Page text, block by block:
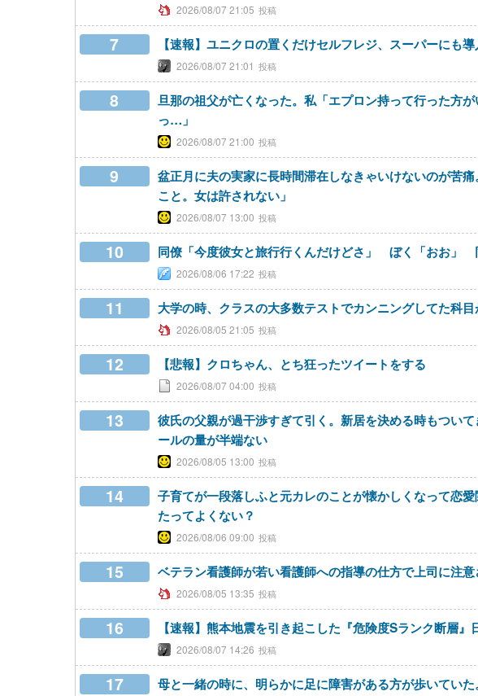
2026/08/07 21:05
7 【速報】ユニクロの置くだけセルフレジ、スーパーにも
2026/08/07 21:01
8
旦那の祖父が亡くなった。私「エプロン持って行った方
っ…」
2026/08/07 21:00
9
盆正月に夫の実家に長時間滞在しなきゃいけないのが苦
こと。女は許されない」
2026/08/07 13:00
10 同僚「今度彼女と旅行行くんだけどさ」 ぼく「おお」
2026/08/06 17:22
11 大学の時、クラスの大多数テストでカンニングしてた科
2026/08/05 21:05
12 【悲報】クロちゃん、とち狂ったツイートをする
2026/08/07 04:00
13
彼氏の父親が過干渉すぎて引く。新居を決める時もつい
ールの量が半端ない
2026/08/05 13:00
14
子育てが一段落しふと元カレのことが懐かしくなって恋
たってよくない？
2026/08/06 09:00
15 ベテラン看護師が若い看護師への指導の仕方で上司に注
2026/08/05 13:35
16 【速報】熊本地震を引き起こした『危険度Sランク断層
2026/08/07 14:26
17 母と一緒の時に、明らかに足に障害がある方が歩いてい